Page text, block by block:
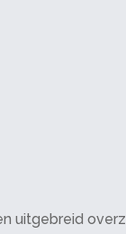
uitgebreid